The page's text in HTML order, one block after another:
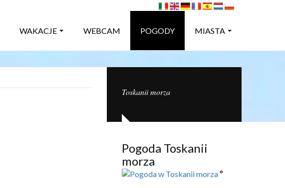
WAKACJE WEBCAM POGODY MIASTA
Toskanii morza
Pogoda Toskanii
morza
°